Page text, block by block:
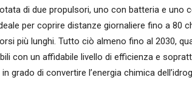
di due propulsori, uno con batteria e uno
per coprire distanze giornaliere fino a 80
più lunghi. Tutto ciò almeno fino al 2030,
con un affidabile livello di efficienza e
di convertire l’energia chimica